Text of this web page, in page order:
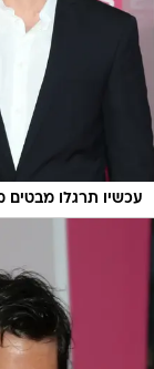
עכשיו תרגלו מבטים